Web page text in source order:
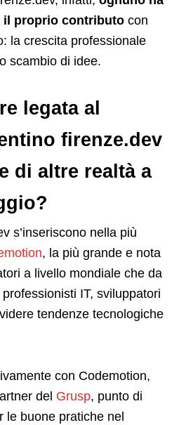
il proprio contributo con
la crescita professionale
scambio di idee.
legata al
firenze.dev
di altre realtà a
s’inseriscono nella più
, la più grande e nota
a livello mondiale che da
IT, sviluppatori
tendenze tecnologiche
con Codemotion,
del Grusp, punto di
le buone pratiche nel